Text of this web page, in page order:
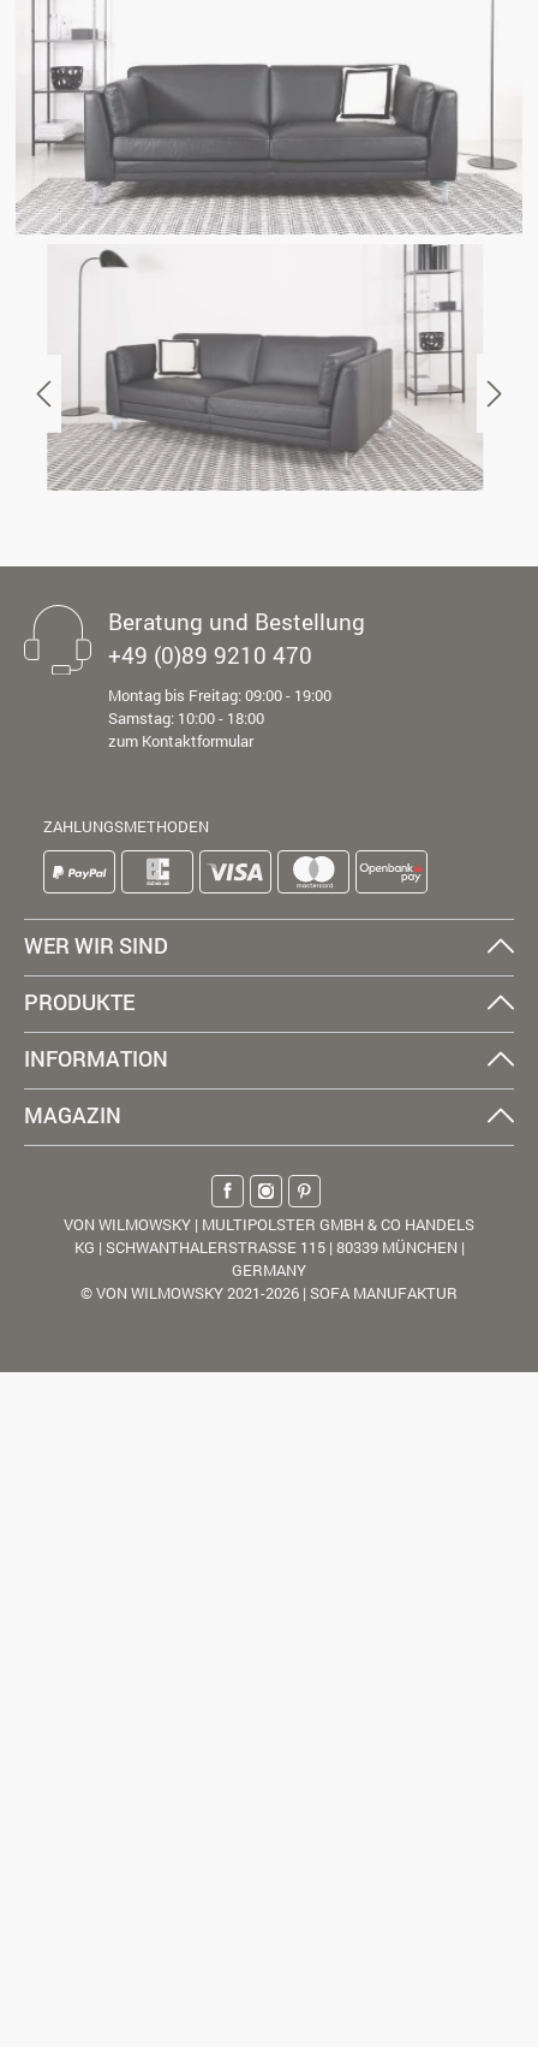
Beratung und Bestellung
+49 (0)89 9210 470
Montag bis Freitag: 09:00 - 19:00
Samstag: 10:00 - 18:00
zum Kontaktformular
ZAHLUNGSMETHODEN
WER WIR SIND
PRODUKTE
INFORMATION
MAGAZIN
VON WILMOWSKY | MULTIPOLSTER GMBH & CO HANDELS
KG | SCHWANTHALERSTRASSE 115 | 80339 MÜNCHEN |
GERMANY
© VON WILMOWSKY 2021-2026 | SOFA MANUFAKTUR